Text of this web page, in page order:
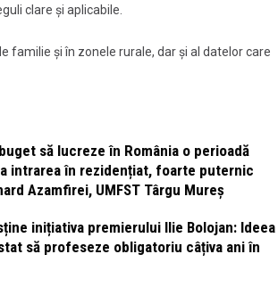
clare și aplicabile.
familie și în zonele rurale, dar și al datelor care
să lucreze în România o perioadă
intrarea în rezidențiat, foarte puternic
Azamfirei, UMFST Târgu Mureș
inițiativa premierului Ilie Bolojan: Ideea
să profeseze obligatoriu câțiva ani în